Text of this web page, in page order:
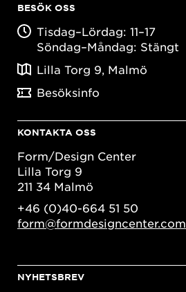
BESÖK OSS
Tisdag–Lördag: 11–17
Söndag–Måndag: Stängt
Lilla Torg 9, Malmö
Besöksinfo
KONTAKTA OSS
Form/Design Center
Lilla Torg 9
211 34 Malmö
+46 (0)40-664 51 50
form@formdesigncenter.com
NYHETSBREV